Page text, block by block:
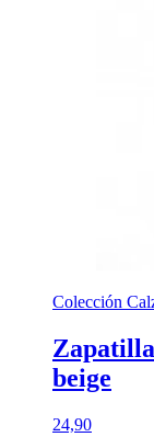
Colección
beige
24,90